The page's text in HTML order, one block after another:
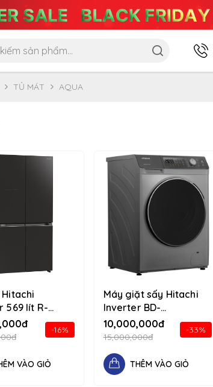
TỦ MÁT AQUA
569 lít R-
(GMG)
flex-
-16%
VÀO GIỎ
Máy giặt sấy Hitachi
Inverter BD-
D1054HVOS 10.5/7kg
1234 d-flex flex-
10,000,000đ
15,000,000đ
-33%
THÊM VÀO GIỎ